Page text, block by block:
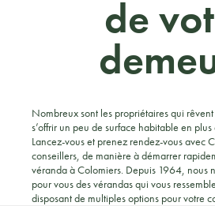
de
Nombreux sont les propriétaires qui
s’offrir un peu de surface habitable en
Lancez-vous et prenez rendez-vous avec
conseillers, de manière à démarrer
véranda à Colomiers. Depuis 1964, nous
pour vous des vérandas qui vous
disposant de multiples options pour votre